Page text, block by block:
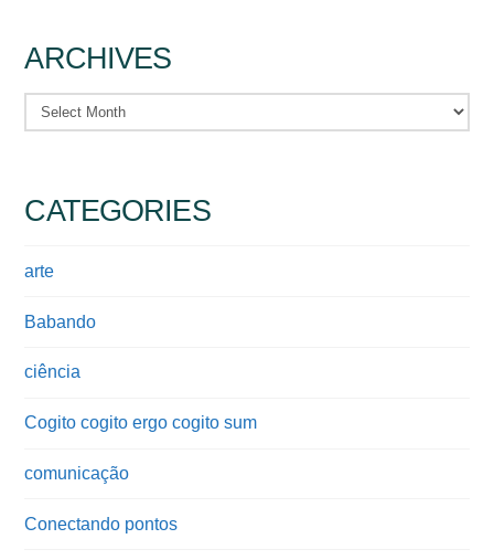
ARCHIVES
Archives
CATEGORIES
arte
Babando
ciência
Cogito cogito ergo cogito sum
comunicação
Conectando pontos